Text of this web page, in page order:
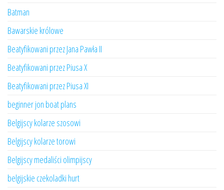
Batman
Bawarskie królowe
Beatyfikowani przez Jana Pawła II
Beatyfikowani przez Piusa X
Beatyfikowani przez Piusa XI
beginner jon boat plans
Belgijscy kolarze szosowi
Belgijscy kolarze torowi
Belgijscy medaliści olimpijscy
belgijskie czekoladki hurt